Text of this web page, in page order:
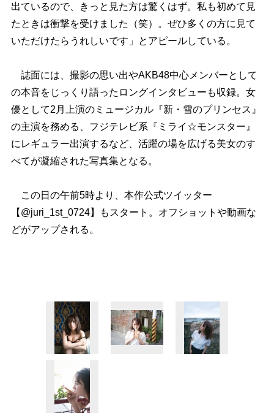
出ているので、きっと見た方は驚くはず。私も初めて見
たときは衝撃を受けました（笑）。ぜひ多くの方に見て
いただけたらうれしいです」とアピールしている。
誌面には、撮影の思い出やAKB48中心メンバーとして
の本音をじっくり語ったロングインタビューも収録。女
優として2月上演のミュージカル『新・雪のプリンセス』
の主演を務める、フジテレビ系『ミライ☆モンスター』
にレギュラー出演するなど、活躍の場を広げる美女のす
べてが凝縮された写真集となる。
この日の午前5時より、本作公式ツイッター
【@juri_1st_0724】もスタート。オフショットや動画な
どがアップされる。